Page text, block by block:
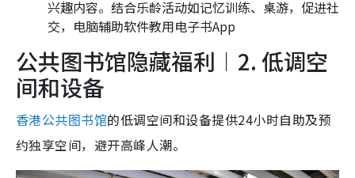
兴趣内容。结合乐龄活动如记忆训练、桌游，促进社
交，电脑辅助软件教用电子书App
公共图书馆隐藏福利︱2. 低调空
间和设备
香港公共图书馆的低调空间和设备提供24小时自助及预
约独享空间，避开高峰人潮。